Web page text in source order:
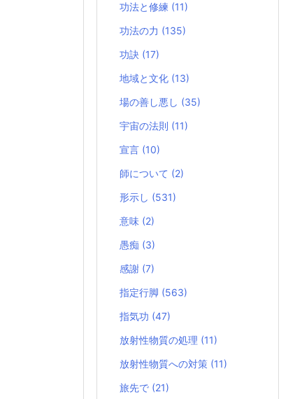
功法と修練 (11)
功法の力 (135)
功訣 (17)
地域と文化 (13)
場の善し悪し (35)
宇宙の法則 (11)
宣言 (10)
師について (2)
形示し (531)
意味 (2)
愚痴 (3)
感謝 (7)
指定行脚 (563)
指気功 (47)
放射性物質の処理 (11)
放射性物質への対策 (11)
旅先で (21)